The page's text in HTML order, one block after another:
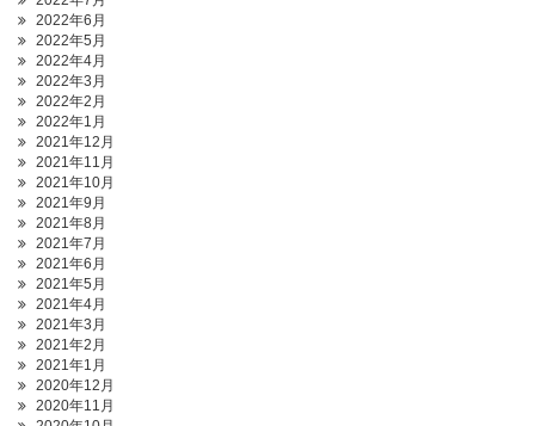
2022年6月
2022年5月
2022年4月
2022年3月
2022年2月
2022年1月
2021年12月
2021年11月
2021年10月
2021年9月
2021年8月
2021年7月
2021年6月
2021年5月
2021年4月
2021年3月
2021年2月
2021年1月
2020年12月
2020年11月